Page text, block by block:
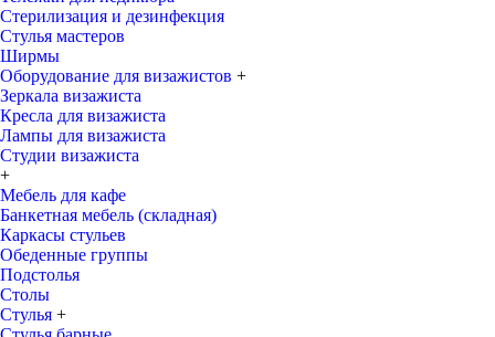
Стерилизация и дезинфекция
Стулья мастеров
Ширмы
Оборудование для визажистов +
Зеркала визажиста
Кресла для визажиста
Лампы для визажиста
Студии визажиста
+
Мебель для кафе
Банкетная мебель (складная)
Каркасы стульев
Обеденные группы
Подстолья
Столы
Стулья +